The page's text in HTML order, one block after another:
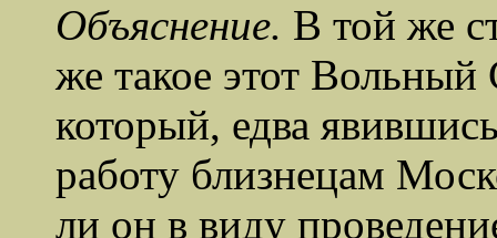
Объяснение. В той же
же такое этот
который, едва
работу близнецам
ли он в виду